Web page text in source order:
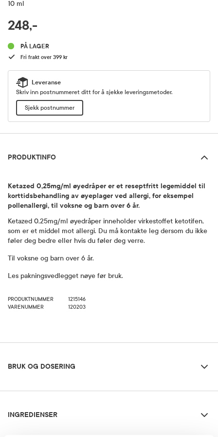
10 ml
RABATTPROSENT
248,-
PÅ LAGER
Fri frakt over 399 kr
Leveranse
Skriv inn postnummeret ditt for å sjekke leveringsmetoder.
Sjekk postnummer
PRODUKTINFO
Ketazed 0,25mg/ml øyedråper er et reseptfritt legemiddel til
korttidsbehandling av øyeplager ved allergi, for eksempel
pollenallergi, til voksne og barn over 6 år.
Ketazed 0,25mg/ml øyedråper inneholder virkestoffet ketotifen,
som er et middel mot allergi. Du må kontakte leg dersom du ikke
føler deg bedre eller hvis du føler deg verre.
Til voksne og barn over 6 år.
Les pakningsvedlegget nøye før bruk.
PRODUKTNUMMER
1215146
VARENUMMER
120203
BRUK OG DOSERING
Til voksne og barn over 6 år:
INGREDIENSER